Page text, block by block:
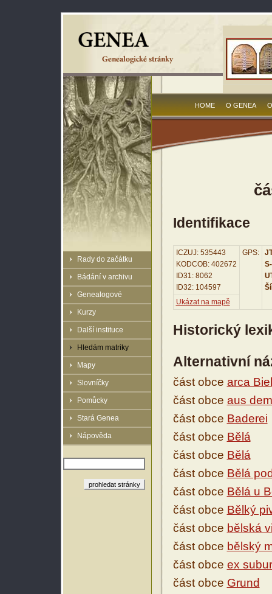
Rady do začátku
Bádání v archivu
Genealogové
Kurzy
Další instituce
Hledám matriky
Mapy
Slovníčky
Pomůcky
Stará Genea
Nápověda
HOME O GENEA
Identifikace
ICZUJ: 535443
KODCOB: 402672
ID31: 8062
ID32: 104597
GPS:
Ukázat na mapě
Historický
Alternativní
část obce arca
část obce aus
část obce Baderei
část obce Bělá
část obce Bělá
část obce Bělá
část obce Bělá u
část obce Bělký
část obce bělská
část obce bělský
část obce ex
část obce Grund